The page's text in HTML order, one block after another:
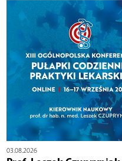
03.08.2026